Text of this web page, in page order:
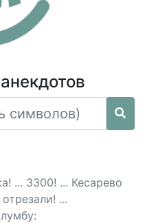
... 3300! ... Кесарево
...